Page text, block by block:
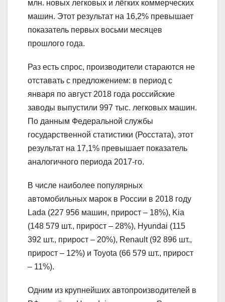
млн. новых легковых и лёгких коммерческих
машин. Этот результат на 16,2% превышает
показатель первых восьми месяцев
прошлого года.
Раз есть спрос, производители стараются не
отставать с предложением: в период с
января по август 2018 года российские
заводы выпустили 997 тыс. легковых машин.
По данным Федеральной службы
государственной статистики (Росстата), этот
результат на 17,1% превышает показатель
аналогичного периода 2017-го.
В числе наиболее популярных
автомобильных марок в России в 2018 году
Lada (227 956 машин, прирост – 18%), Kia
(148 579 шт., прирост – 28%), Hyundai (115
392 шт., прирост – 20%), Renault (92 896 шт.,
прирост – 12%) и Toyota (66 579 шт., прирост
– 11%).
Одним из крупнейших автопроизводителей в